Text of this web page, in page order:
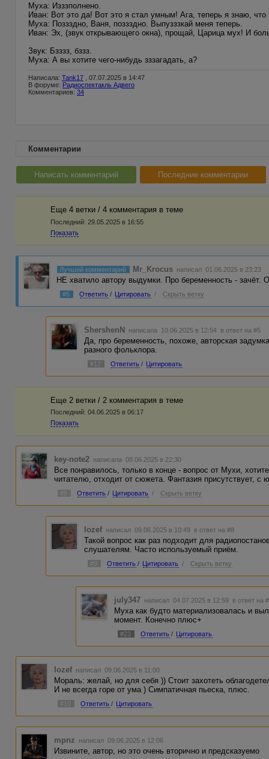
Муха: Изззполнено.
Иван: Вот это да! Вот это я стал умным! Ага, теперь я знаю, что
Муха: Поззздно, Ваня, поззздно. Выпузззкай меня теперь.
Иван: Эх, (звук открывающего окна), прощай, Царица мух! И
Звук: Бзззз, бззз.
Муха: А вы хотите чего-нибудь зззагадать, а?
Написала: Tank17 , 07.07.2025 в 14:47
В форуме: Радиоспектакль Адвего
Комментариев: 34
Комментарии
Написать комментарий Последние комментарии
Еще 4 ветки / 4 комментария в темe
Последний: 29.05.2025 в 16:55
Показать
Лучший комментарий Mr_Krocus написал 01.06.2025 в 23:23
НЕ хватило автору выдумки. Про беременность - зачёт.
#5 Ответить / Цитировать / Скрыть ветку
ShershenN написала 10.06.2025 в 12:54 в ответ на #5
Да, про беременность, похоже, авторская
разного фольклора.
#12 Ответить / Цитировать
Еще 2 ветки / 2 комментария в темe
Последний: 04.06.2025 в 06:17
Показать
key-note2 написала 08.06.2025 в 22:30
Все понравилось, только в конце - вопрос от Мухи,
читателю, отходит от сюжета. Фантазия присутствует, с
#8 Ответить / Цитировать / Скрыть ветку
Iozef написал 09.06.2025 в 10:49 в ответ на #8
Такой вопрос как раз подходит для
слушателям. Часто используемый приём.
#9 Ответить / Цитировать / Скрыть ветку
july347 написал 04.07.2025 в 12:59 в ответ на
Муха как будто материализовалась и
момент. Конечно плюс+
#23 Ответить / Цитировать
Iozef написал 09.06.2025 в 11:00
Мораль: желай, но для себя )) Стоит захотеть
И не всегда горе от ума ) Симпатичная пьеска, плюс.
#10 Ответить / Цитировать
mpnz написал 09.06.2025 в 12:06
Извините, автор, но это очень вторично и предсказуемо